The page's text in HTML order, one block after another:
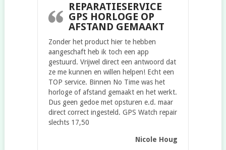
REPARATIESERVICE
GPS HORLOGE OP
AFSTAND GEMAAKT
Zonder het product hier te hebben
aangeschaft heb ik toch een app
gestuurd. Vrijwel direct een antwoord dat
ze me kunnen en willen helpen! Echt een
TOP service. Binnen No Time was het
horloge of afstand gemaakt en het werkt.
Dus geen gedoe met opsturen e.d. maar
direct correct ingesteld. GPS Watch repair
slechts 17,50
Nicole Houg